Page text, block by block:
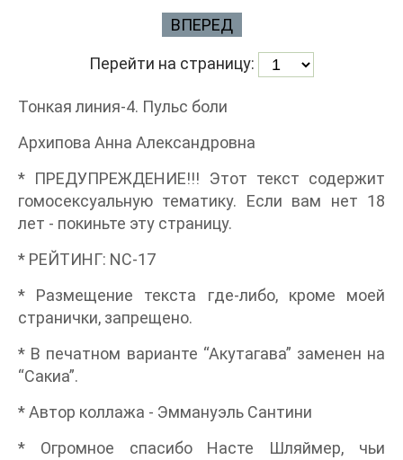
ВПЕРЕД
Перейти на страницу:
Тонкая линия-4. Пульс боли
Архипова Анна Александровна
* ПРЕДУПРЕЖДЕНИЕ!!! Этот текст содержит
гомосексуальную тематику. Если вам нет 18
лет - покиньте эту страницу.
* РЕЙТИНГ: NC-17
* Размещение текста где-либо, кроме моей
странички, запрещено.
* В печатном варианте “Акутагава” заменен на
“Сакиа”.
* Автор коллажа - Эммануэль Сантини
* Огромное спасибо Насте Шляймер, чьи